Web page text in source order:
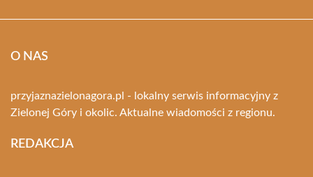
O NAS
przyjaznazielonagora.pl - lokalny serwis informacyjny z
Zielonej Góry i okolic. Aktualne wiadomości z regionu.
REDAKCJA